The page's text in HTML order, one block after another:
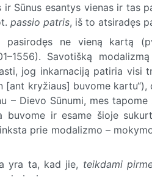
ir Sūnus esantys vienas ir
passio patris, iš to atsiradęs
pasirodęs ne vieną kartą
Savotišką
jog inkarnaciją patiria visi
kryžiaus] buvome kartu“),
– Dievo Sūnumi, mes
buvome ir esame šioje
prie modalizmo –
yra ta, kad jie, teikdami